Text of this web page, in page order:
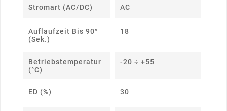
Stromart (AC/DC) AC
Auflaufzeit Bis 90°
(Sek.)
18
Betriebstemperatur
(°C)
-20 ÷ +55
ED (%) 30